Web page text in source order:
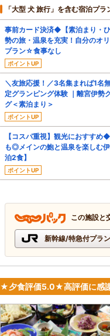
「大型 犬 旅行」を含む宿泊プラ
事前カード決済◆【素泊まり・
勢の旅・温泉を充実！自分のオ
プラン☆食事なし
ポイントUP
＼友旅応援！／3名集まれば1名
定グランピング体験 ｜離宮伊勢
グ＜素泊まり＞
ポイントUP
【コスパ重視】観光におすすめ
も◎メインの鮑と温泉を楽しむ
泊2食】
ポイントUP
この施設と
新幹線/特急付プラ
★夕食評価5.0★高評価に感